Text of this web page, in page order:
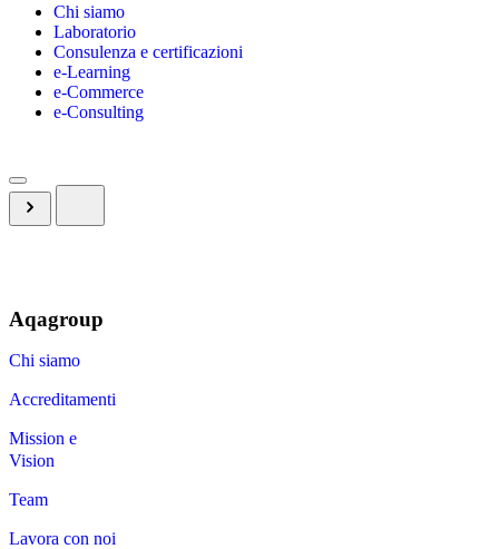
Chi siamo
Laboratorio
Consulenza e certificazioni
e-Learning
e-Commerce
e-Consulting
Aqagroup
Chi siamo
Accreditamenti
Mission e
Vision
Team
Lavora con noi